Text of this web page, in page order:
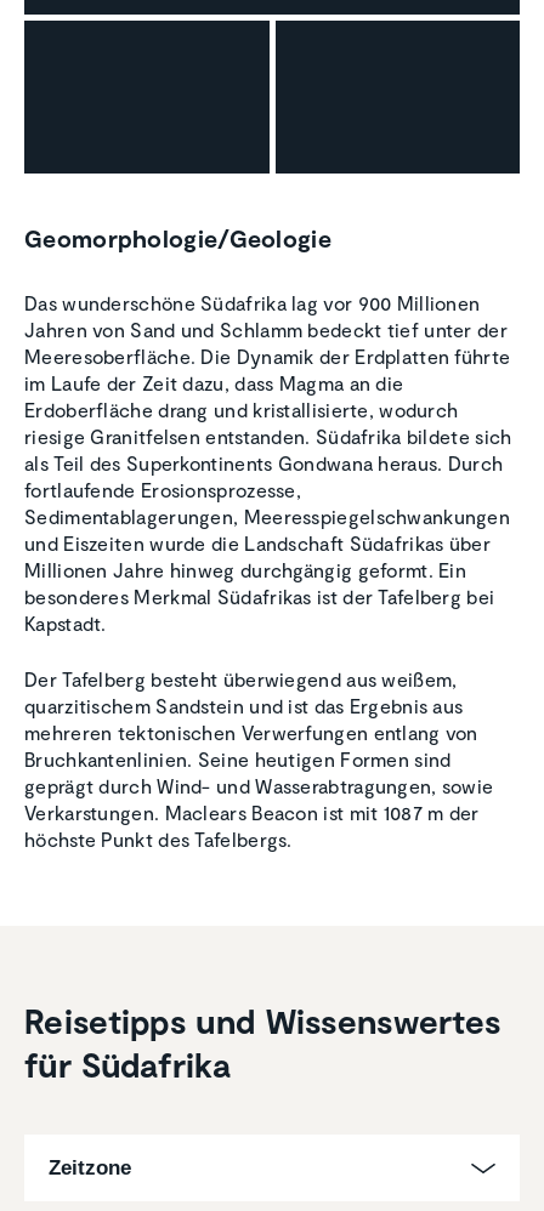
Geomorphologie/Geologie
Das wunderschöne Südafrika lag vor 900 Millionen
Jahren von Sand und Schlamm bedeckt tief unter der
Meeresoberfläche. Die Dynamik der Erdplatten führte
im Laufe der Zeit dazu, dass Magma an die
Erdoberfläche drang und kristallisierte, wodurch
riesige Granitfelsen entstanden. Südafrika bildete sich
als Teil des Superkontinents Gondwana heraus. Durch
fortlaufende Erosionsprozesse,
Sedimentablagerungen, Meeresspiegelschwankungen
und Eiszeiten wurde die Landschaft Südafrikas über
Millionen Jahre hinweg durchgängig geformt. Ein
besonderes Merkmal Südafrikas ist der Tafelberg bei
Kapstadt.
Der Tafelberg besteht überwiegend aus weißem,
quarzitischem Sandstein und ist das Ergebnis aus
mehreren tektonischen Verwerfungen entlang von
Bruchkantenlinien. Seine heutigen Formen sind
geprägt durch Wind- und Wasserabtragungen, sowie
Verkarstungen. Maclears Beacon ist mit 1087 m der
höchste Punkt des Tafelbergs.
Reise­tipps und Wissens­wertes
für Südafrika
Zeitzone